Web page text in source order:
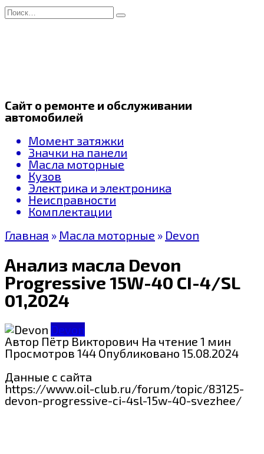
Перейти
к
Search
for:
Сайт о ремонте и обслуживании
автомобилей
Момент затяжки
Значки на панели
Масла моторные
Кузов
Электрика и электроника
Неисправности
Комплектации
Главная » Масла моторные » Devon
Анализ масла Devon
Progressive 15W-40 CI-4/SL
01,2024
Devon
Автор Пётр Викторович На чтение 1 мин
Просмотров 144 Опубликовано 15.08.2024
Данные с сайта
https://www.oil-club.ru/forum/topic/83125-
devon-progressive-ci-4sl-15w-40-svezhee/